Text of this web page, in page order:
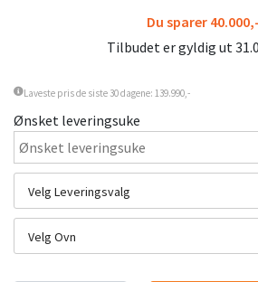
Du sparer 40.000,-
Tilbudet er gyldig ut
Laveste pris de siste 30 dagene: 139.990,-
Ønsket leveringsuke
Velg Leveringsvalg
Velg Ovn